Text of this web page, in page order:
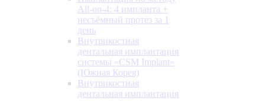
All-on-4: 4 импланта +
несъёмный протез за 1
день
Внутрикостная
дентальная имплантация
системы «CSM Implant»
(Южная Корея)
Внутрикостная
дентальная имплантация